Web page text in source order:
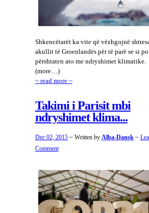
Shkencëtarët ka vite që vëzhgojnë
akullit të Groenlandës për të parë se si po
përshtaten ato me ndryshimet klimatike.
(more…)
~ read more ~
Takimi i Parisit mbi
ndryshimet klima...
Dec 02, 2015 ~ Written by Alba-Dansk ~
Comment